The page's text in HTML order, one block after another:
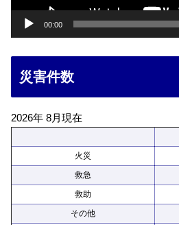
00:00
災害件数
2026年 8月現在
火災
救急
救助
その他